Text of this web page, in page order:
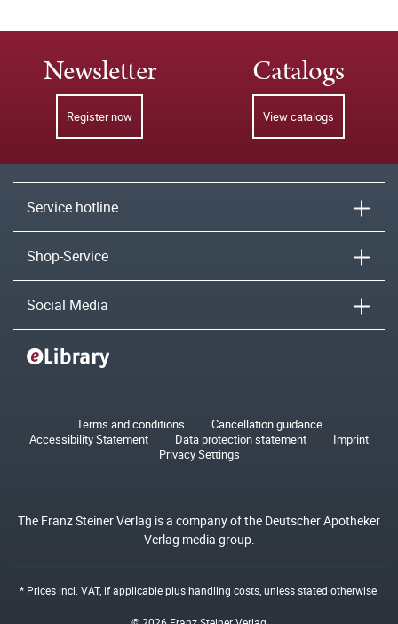
Newsletter
Register now
Catalogs
View catalogs
Service hotline
Shop-Service
Social Media
Terms and conditions
Cancellation guidance
Accessibility Statement
Data protection statement
Imprint
Privacy Settings
The Franz Steiner Verlag is a company of the Deutscher Apotheker
Verlag media group.
* Prices incl. VAT, if applicable plushandling costs, unless stated otherwise.